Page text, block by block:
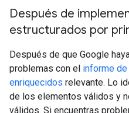
Después de
estructurados por
Después de que Google
problemas con el informe
enriquecidos relevante. Lo
de los elementos válidos y
válidos. Si encuentras